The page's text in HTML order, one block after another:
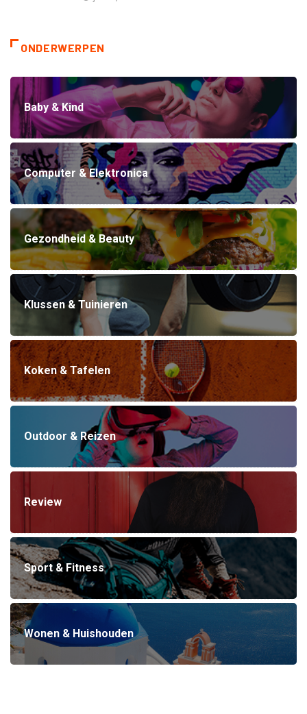
ONDERWERPEN
Baby & Kind
Computer & Elektronica
Gezondheid & Beauty
Klussen & Tuinieren
Koken & Tafelen
Outdoor & Reizen
Review
Sport & Fitness
Wonen & Huishouden